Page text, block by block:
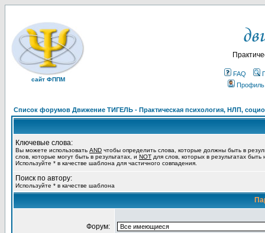
сайт ФППМ
FAQ
Профиль
Список форумов Движение ТИГЕЛЬ - Практическая психология, НЛП,
Ключевые слова:
Вы можете использовать AND чтобы определить слова, которые должны быть в
слов, которые могут быть в результатах, и NOT для слов, которых в результатах
Используйте * в качестве шаблона для частичного совпадения.
Поиск по автору:
Используйте * в качестве шаблона
Форум: